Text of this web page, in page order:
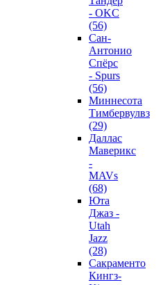
- OKC
(56)
Сан-
Антонио
Спёрс
- Spurs
(56)
Миннесота
Тимбервулвз
(29)
Даллас
Маверикс
-
MAVs
(68)
Юта
Джаз -
Utah
Jazz
(28)
Сакраменто
Кингз-